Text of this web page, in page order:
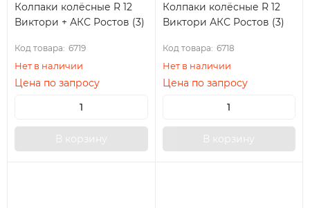
Колпаки колёсные R 12
Виктори + АКС Ростов (3)
Код товара: 6719
Нет в наличии
Цена по запросу
В корзину
Колпаки колёсные R 12
Виктори АКС Ростов (3)
Код товара: 6718
Нет в наличии
Цена по запросу
В корзину